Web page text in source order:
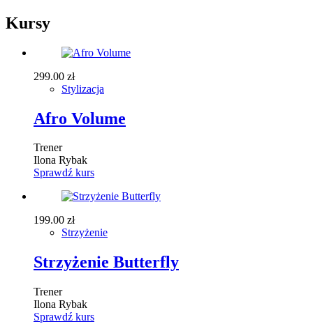
Kursy
299.00 zł
Stylizacja
Afro Volume
Trener
Ilona Rybak
Sprawdź kurs
199.00 zł
Strzyżenie
Strzyżenie Butterfly
Trener
Ilona Rybak
Sprawdź kurs